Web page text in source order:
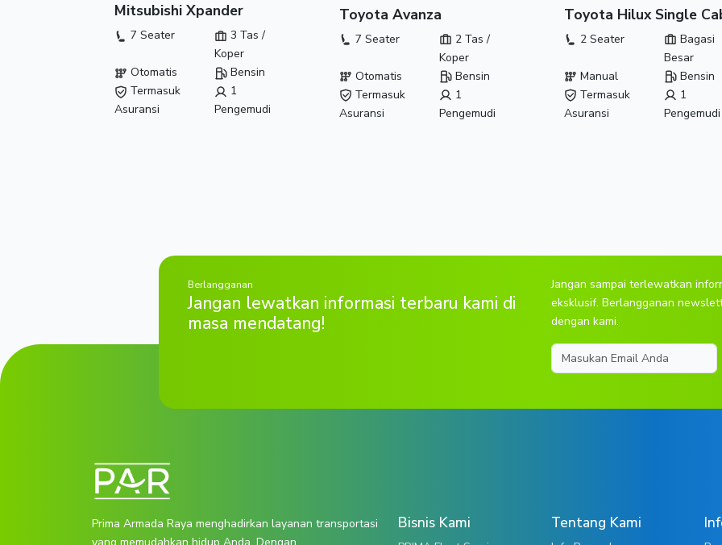
Mitsubishi Xpander
7 Seater
3 Tas /
Koper
Otomatis
Bensin
Termasuk
Asuransi
1
Pengemudi
Toyota Avanza
7 Seater
2 Tas /
Koper
Otomatis
Bensin
Termasuk
Asuransi
1
Pengemudi
Toyota Hilux Single
2 Seater
Bagasi
Besar
Manual
Bensin
Termasuk
Asuransi
1
Pengemudi
Berlangganan
Jangan lewatkan informasi terbaru kami di
masa mendatang!
Jangan sampai terlewatkan
eksklusif. Berlangganan
dengan kami.
Email
Prima Armada Raya menghadirkan layanan transportasi
Bisnis Kami Tentang Kami